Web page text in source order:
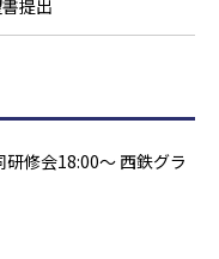
提出
修会18:00～ 西鉄グラ